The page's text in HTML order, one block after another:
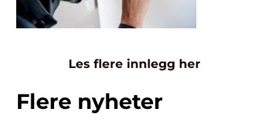
Les flere innlegg her
Flere nyheter